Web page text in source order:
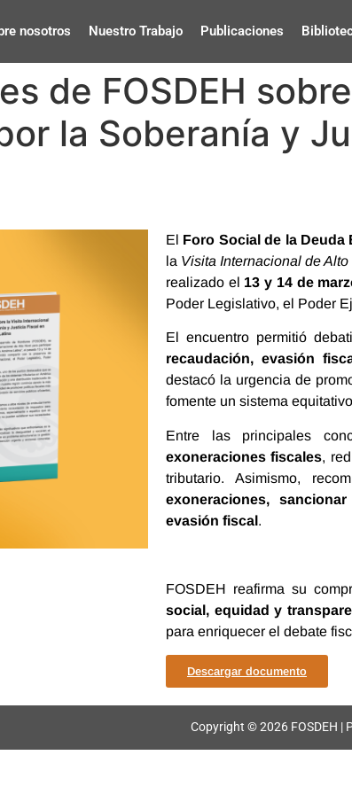
nosotros Nuestro Trabajo Publicaciones
de FOSDEH
la Soberanía y
El Foro Social de la Deuda
la Visita Internacional de
realizado el 13 y 14 de
Poder Legislativo, el Poder
El encuentro permitió
recaudación, evasión
destacó la urgencia de
fomente un sistema
Entre las principales
exoneraciones fiscales,
tributario. Asimismo,
exoneraciones,
evasión fiscal.
FOSDEH reafirma su
social, equidad y
para enriquecer el debate
Descargar documento
Copyright © 2026 FOSDEH |